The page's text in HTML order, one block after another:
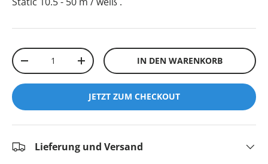
Anzahl
-
+ IN DEN WARENKORB
JETZT ZUM CHECKOUT
Lieferung und Versand